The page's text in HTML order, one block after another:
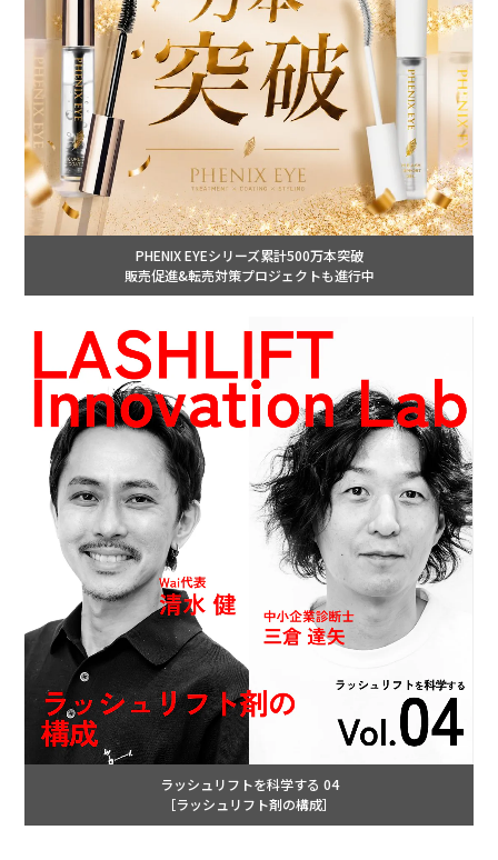
PHENIX EYEシリーズ累計500万本突破
販売促進&転売対策プロジェクトも進行中
ラッシュリフトを科学する 04
［ラッシュリフト剤の構成］